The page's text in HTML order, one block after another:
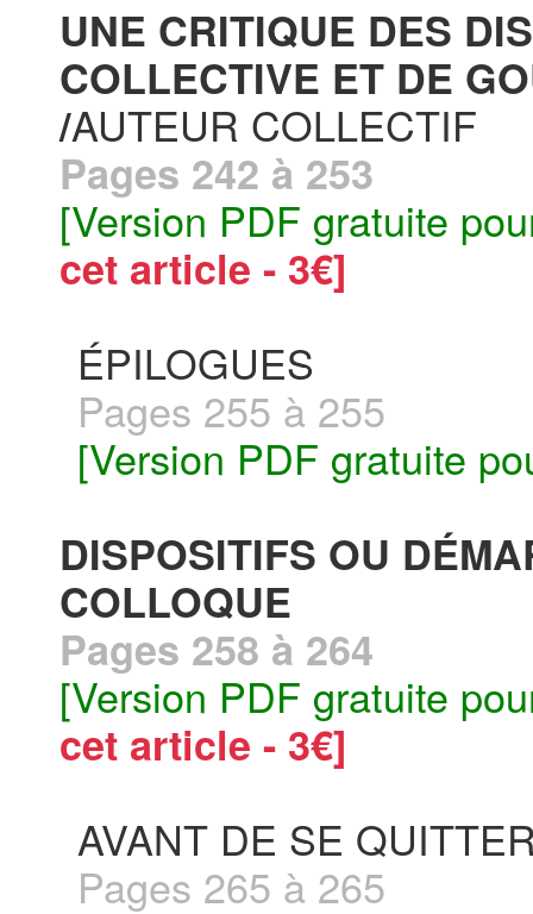
UNE CRITIQUE DES
COLLECTIVE ET DE
/AUTEUR COLLECTIF
Pages 242 à 253
[Version PDF gratuite
cet article - 3€]
ÉPILOGUES
Pages 255 à 255
[Version PDF gratuite
DISPOSITIFS OU
COLLOQUE
Pages 258 à 264
[Version PDF gratuite
cet article - 3€]
AVANT DE SE
Pages 265 à 265